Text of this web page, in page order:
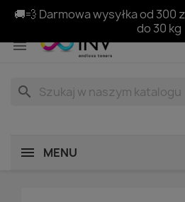
🚚💨 Darmowa wysyłka od 300
do 30 kg

search
MENU